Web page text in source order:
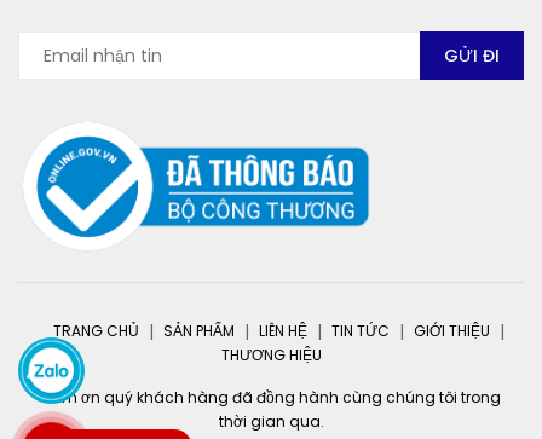
TRANG CHỦ SẢN PHẨM LIÊN HỆ TIN TỨC
GIỚI THIỆU
THƯƠNG HIỆU
Cảm ơn quý khách hàng đã đồng hành cùng chúng tôi trong
thời gian qua.